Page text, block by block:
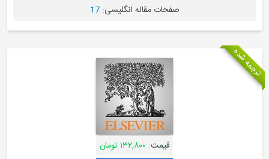
صفحات مقاله انگلیسی:17
۱۳۲,۸۰۰ تومان